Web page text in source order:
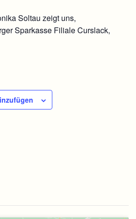
Soltau zeigt uns,
Sparkasse Filiale Curslack,